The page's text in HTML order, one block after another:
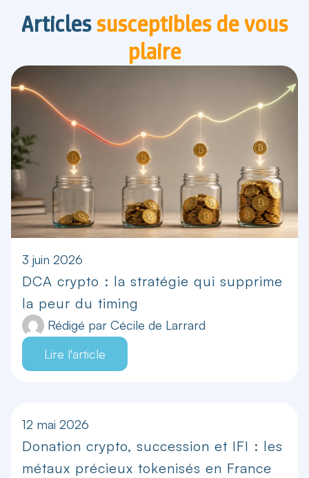
Articlessusceptibles de vous
plaire
3 juin 2026
DCA crypto : la stratégie qui supprime
la peur du timing
Rédigé par Cécile de Larrard
Lire l'article
12 mai 2026
Donation crypto, succession et IFI : les
métaux précieux tokenisés en France